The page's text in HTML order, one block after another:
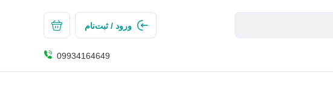
ورود / ثبت‌نام
09934164649